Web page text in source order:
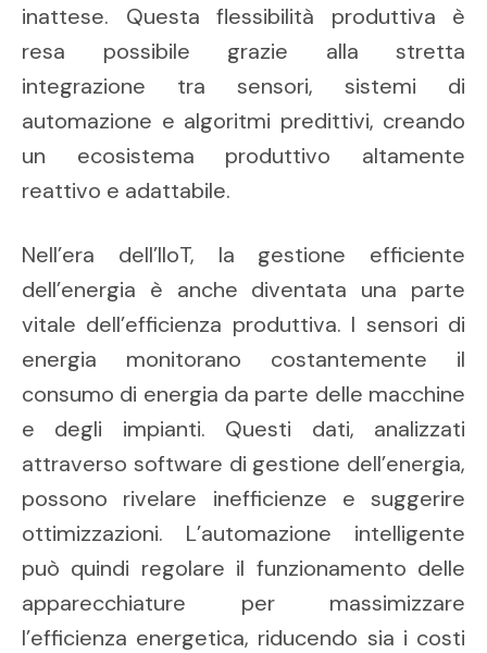
inattese. Questa flessibilità produttiva è
resa possibile grazie alla stretta
integrazione tra sensori, sistemi di
automazione e algoritmi predittivi, creando
un ecosistema produttivo altamente
reattivo e adattabile.
Nell’era dell’IIoT, la gestione efficiente
dell’energia è anche diventata una parte
vitale dell’efficienza produttiva. I sensori di
energia monitorano costantemente il
consumo di energia da parte delle macchine
e degli impianti. Questi dati, analizzati
attraverso software di gestione dell’energia,
possono rivelare inefficienze e suggerire
ottimizzazioni. L’automazione intelligente
può quindi regolare il funzionamento delle
apparecchiature per massimizzare
l’efficienza energetica, riducendo sia i costi